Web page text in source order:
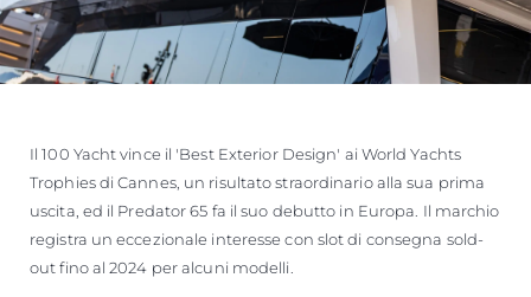
Il 100 Yacht vince il 'Best Exterior Design' ai World Yachts
Trophies di Cannes, un risultato straordinario alla sua prima
uscita, ed il Predator 65 fa il suo debutto in Europa. Il marchio
registra un eccezionale interesse con slot di consegna sold-
out fino al 2024 per alcuni modelli.